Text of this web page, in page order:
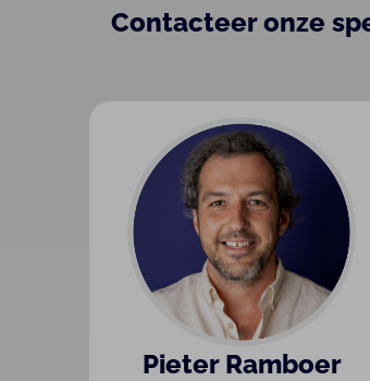
Contacteer onze
Pieter Ramboer